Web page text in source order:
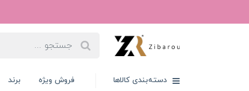
دسته‌بندی کالاها فروش ویژه برند